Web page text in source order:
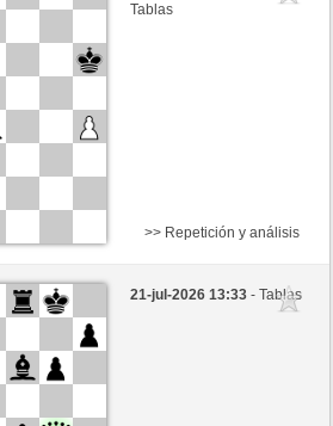
Tablas
(1352) (-2)
(+2)
+ 0 seconds/move
>> Repetición y análisis
21-jul-2026 13:33- Tablas